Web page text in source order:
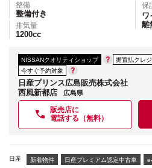
整備
整備付き
排気量
1200cc
保
ワ
離
NISSANクオリティショップ
据置払クレ
今すぐ予約対象
日産プリンス広島販売株式会社
西風新都店
広島県
販売店に
電話する（無料）
日産 新着物件 日産プレミアム認定中古車